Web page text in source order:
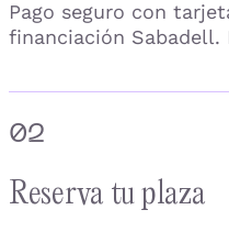
Pago seguro con
financiación Sabadell.
02
Reserva tu plaza